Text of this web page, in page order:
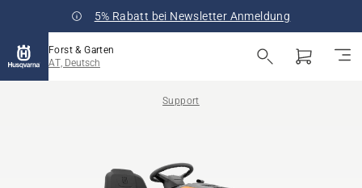
5% Rabatt bei Newsletter Anmeldung
Forst & Garten
AT, Deutsch
Support